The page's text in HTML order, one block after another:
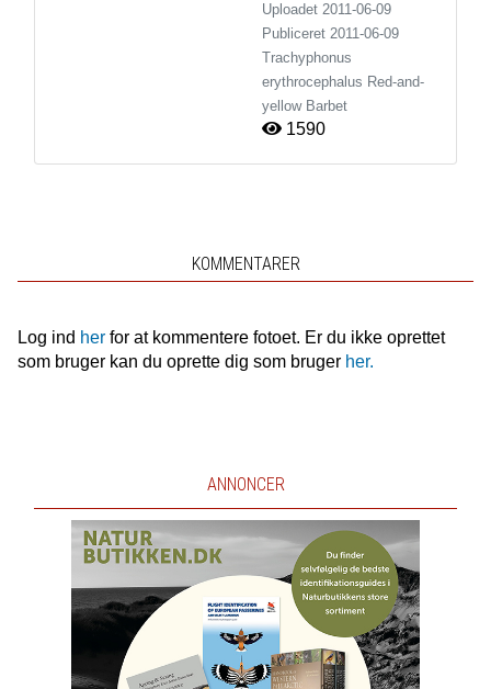
Uploadet 2011-06-09
Publiceret 2011-06-09
Trachyphonus
erythrocephalus Red-and-
yellow Barbet
1590
KOMMENTARER
Log ind herfor at kommentere fotoet. Er du ikke oprettet
som bruger kan du oprette dig som bruger her.
ANNONCER